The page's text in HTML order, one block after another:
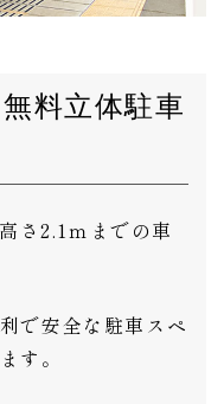
料立体駐車
さ2.1ｍまでの車
で安全な駐車スペ
す。